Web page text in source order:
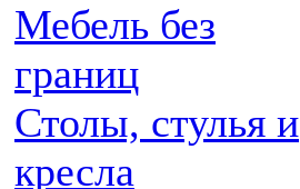
Мебель без
границ
Столы, стулья и
кресла